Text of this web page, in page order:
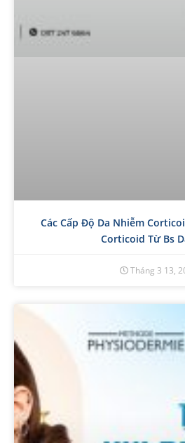
Các Cấp Độ Da Nhiễm
Corticoid Từ Bs
Tháng 3 13,